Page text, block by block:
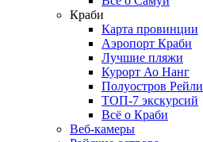
Краби
Карта провинции
Аэропорт Краби
Лучшие пляжи
Курорт Ао Нанг
Полуостров Рейли
ТОП-7 экскурсий
Всё о Краби
Веб-камеры